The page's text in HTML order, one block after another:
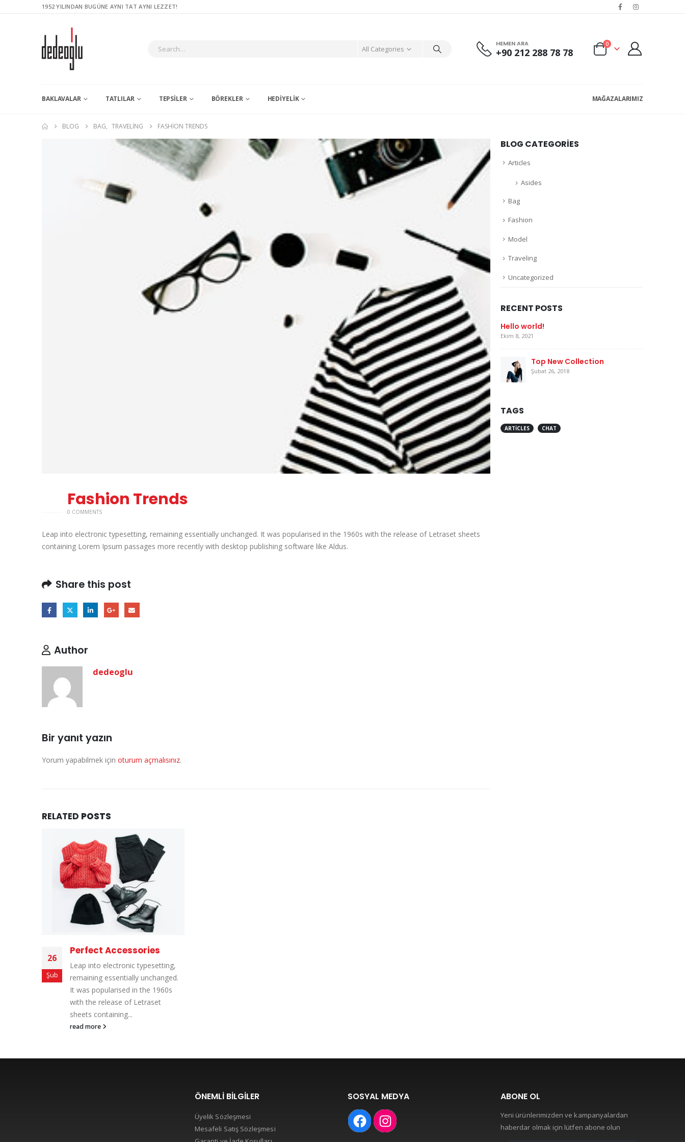
1952 YILINDAN BUGÜNE AYNI TAT AYNI LEZZET!
All Categories
HEMEN ARA
+90 212 288 78 78
0
BAKLAVALAR TATLILAR TEPSILER BÖREKLER HEDIYELIK MAĞAZALARIMIZ
BLOG BAG, TRAVELING FASHION TRENDS
Fashion Trends
0 COMMENTS
Leap into electronic typesetting, remaining essentially unchanged. It was popularised in the 1960s with the release of Letraset sheets
containing Lorem Ipsum passages more recently with desktop publishing software like Aldus.
Share this post
Author
dedeoglu
Bir yanıt yazın
Yorum yapabilmek için oturum açmalısınız.
RELATED POSTS
26
Şub
Perfect Accessories
Leap into electronic typesetting,
remaining essentially unchanged.
It was popularised in the 1960s
with the release of Letraset
sheets containing...
read more
BLOG CATEGORIES
Articles
Asides
Bag
Fashion
Model
Traveling
Uncategorized
RECENT POSTS
Hello world!
Ekim 8, 2021
Top New Collection
Şubat 26, 2018
TAGS
ARTICLES CHAT
ÖNEMLI BILGILER
Üyelik Sözleşmesi
Mesafeli Satış Sözleşmesi
SOSYAL MEDYA ABONE OL
Yeni ürünlerimizden ve kampanyalardan
haberdar olmak için lütfen abone olun